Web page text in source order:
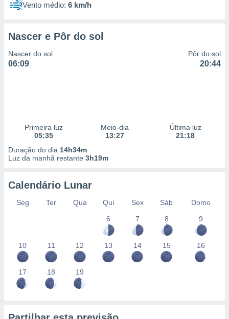
1199
Vento médio: 6 km/h
Nascer e Pôr do sol
Nascer do sol
06:09
Pôr do sol
20:44
Primeira luz
05:35
Meio-dia
13:27
Última luz
21:18
Duração do dia 14h34m
Luz da manhã restante 3h19m
Calendário Lunar
Seg Ter Qua Qui Sex Sáb
Domo
6
7 8 9
10 11 12 13 14 15 16
17 18 19